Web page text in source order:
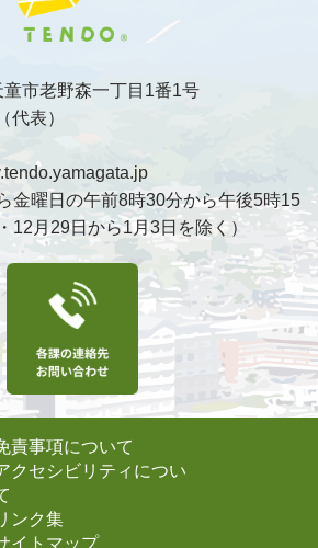
市老野森一丁目1番1号
代表）
金曜日の午前8時30分から午後5時15
12月29日から1月3日を除く）
責事項について
クセシビリティについ
ンク集
イトマップ